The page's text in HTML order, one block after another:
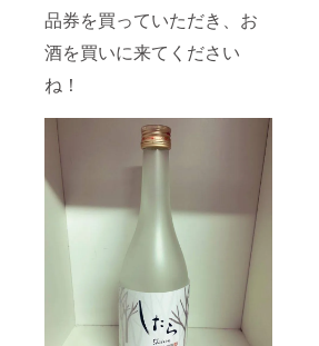
品券を買っていただき、お
酒を買いに来てください
ね！